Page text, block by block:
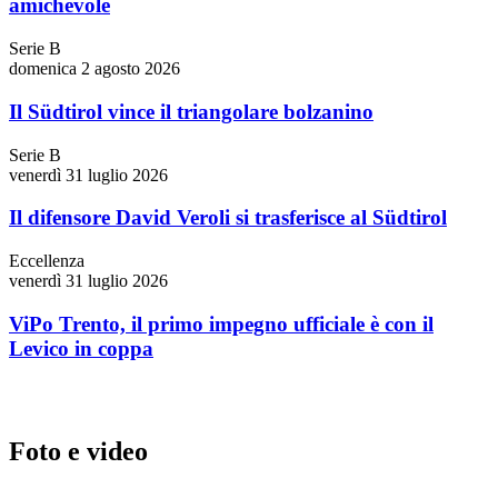
amichevole
Serie B
domenica 2 agosto 2026
Il Südtirol vince il triangolare bolzanino
Serie B
venerdì 31 luglio 2026
Il difensore David Veroli si trasferisce al Südtirol
Eccellenza
venerdì 31 luglio 2026
ViPo Trento, il primo impegno ufficiale è con il
Levico in coppa
Foto e video